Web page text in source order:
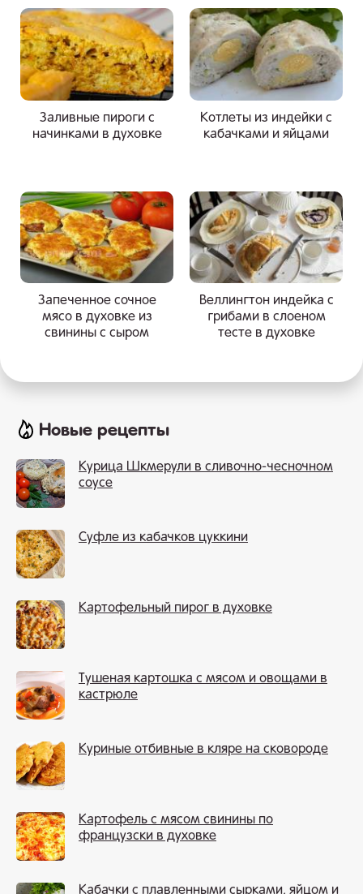
Заливные пироги с
начинками в духовке
Котлеты из индейки с
кабачками и яйцами
Запеченное сочное
мясо в духовке из
свинины с сыром
Веллингтон индейка с
грибами в слоеном
тесте в духовке
Новые рецепты
Курица Шкмерули в сливочно-чесночном
соусе
Суфле из кабачков цуккини
Картофельный пирог в духовке
Тушеная картошка с мясом и овощами в
кастрюле
Куриные отбивные в кляре на сковороде
Картофель с мясом свинины по
французски в духовке
Кабачки с плавленными сырками, яйцом и